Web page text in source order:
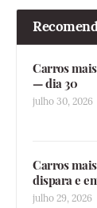
Carros
— dia 30
julho 30, 2026
Carros
dispara e
julho 29, 2026